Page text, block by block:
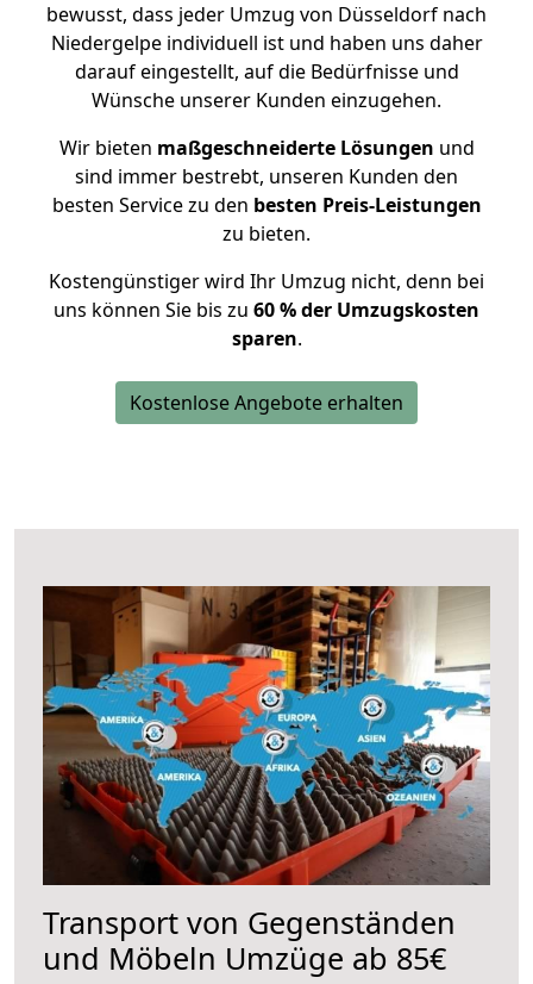
bewusst, dass jeder Umzug von Düsseldorf nach
Niedergelpe individuell ist und haben uns daher
darauf eingestellt, auf die Bedürfnisse und
Wünsche unserer Kunden einzugehen.
Wir bieten maßgeschneiderte Lösungen und
sind immer bestrebt, unseren Kunden den
besten Service zu den besten Preis-Leistungen
zu bieten.
Kostengünstiger wird Ihr Umzug nicht, denn bei
uns können Sie bis zu 60 % der Umzugskosten
sparen.
Kostenlose Angebote erhalten
Transport von Gegenständen
und Möbeln Umzüge ab 85€